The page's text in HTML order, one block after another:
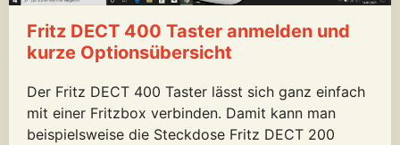
Fritz DECT 400 Taster anmelden und
kurze Optionsübersicht
Der Fritz DECT 400 Taster lässt sich ganz einfach
mit einer Fritzbox verbinden. Damit kann man
beispielsweise die Steckdose Fritz DECT 200